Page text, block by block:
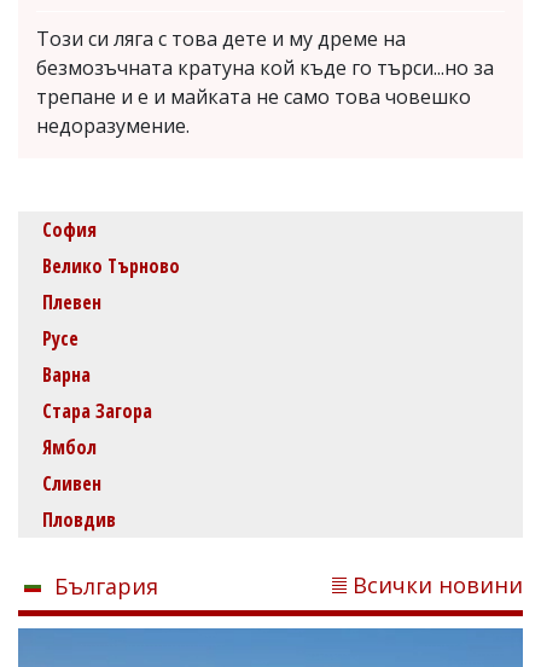
Този си ляга с това дете и му дреме на
безмозъчната кратуна кой къде го търси...но за
трепане и е и майката не само това човешко
недоразумение.
София
Велико Търново
Плевен
Русе
Варна
Стара Загора
Ямбол
Сливен
Пловдив
България Всички новини